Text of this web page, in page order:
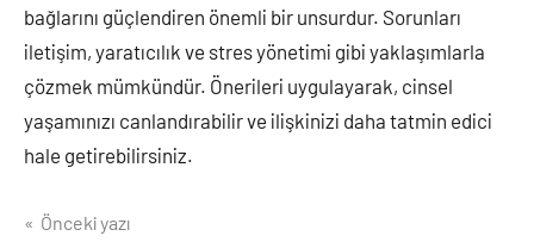
bağlarını güçlendiren önemli bir unsurdur. Sorunları
iletişim, yaratıcılık ve stres yönetimi gibi yaklaşımlarla
çözmek mümkündür. Önerileri uygulayarak, cinsel
yaşamınızı canlandırabilir ve ilişkinizi daha tatmin edici
hale getirebilirsiniz.
Yazı
Önceki yazı